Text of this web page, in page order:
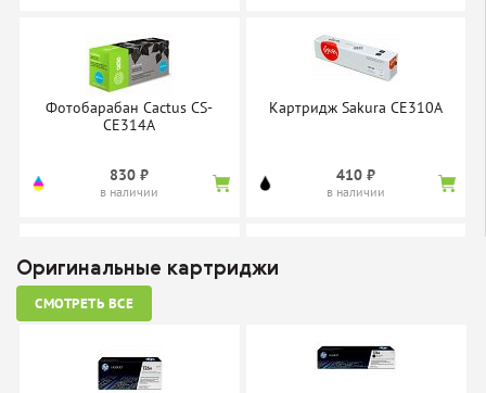
Фотобарабан Cactus CS-
CE314A
830 ₽
в наличии
Картридж Sakura CE310A
410 ₽
в наличии
Картридж Sakura
410 ₽
Оригинальные картриджи
СМОТРЕТЬ ВСЕ